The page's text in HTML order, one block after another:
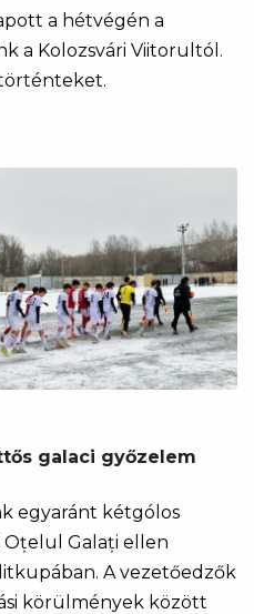
a hétvégén a
a Kolozsvári Viitorultól.
galaci győzelem
egyaránt kétgólos
Oțelul Galați ellen
A vezetőedzők
körülmények között